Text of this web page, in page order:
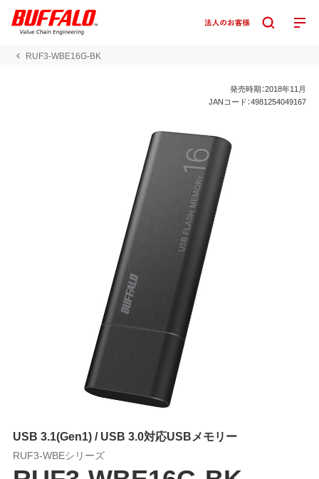
RUF3-WBE16G-BK
発売時期：2018年11月
JANコード：4981254049167
USB 3.1(Gen1) / USB 3.0対応USBメモリー
RUF3-WBEシリーズ